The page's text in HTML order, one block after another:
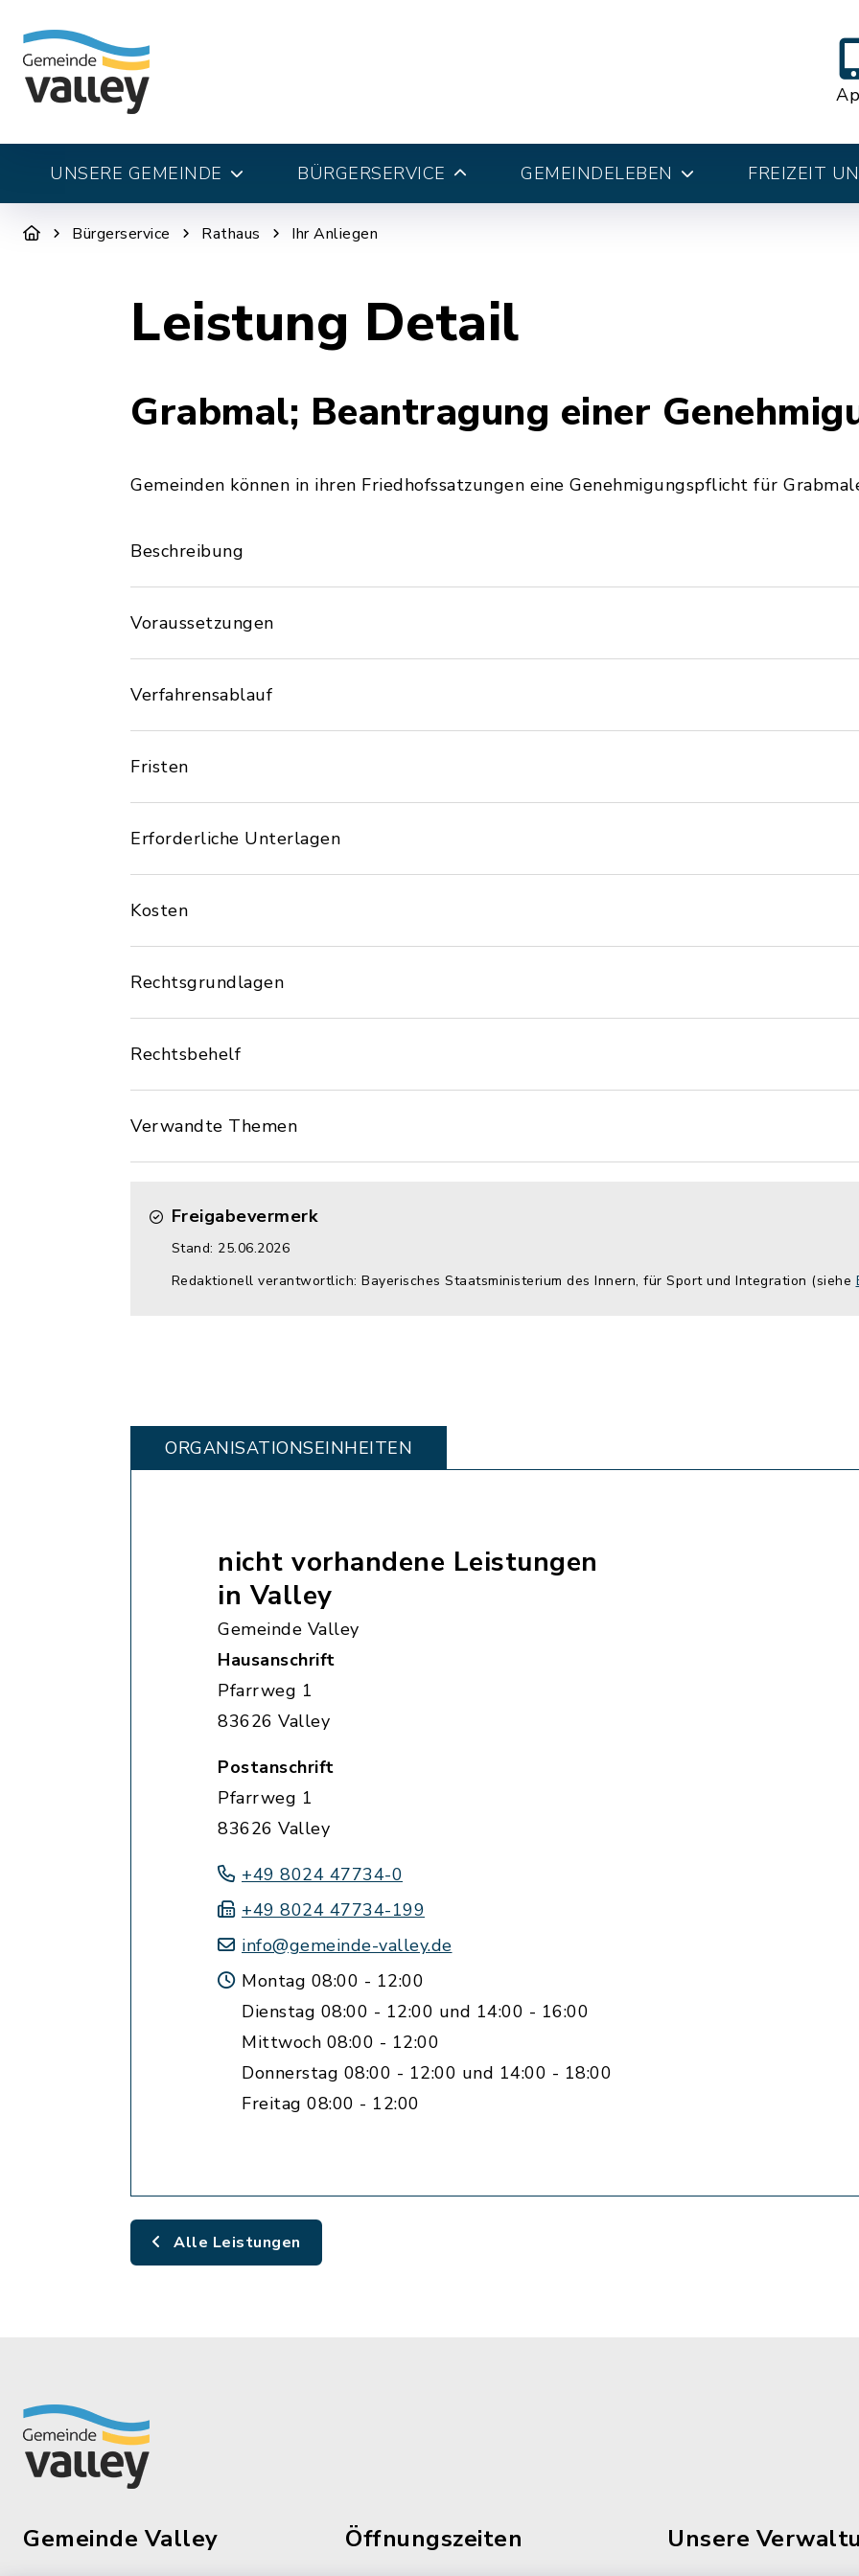
UNSERE GEMEINDE BÜRGERSERVICE GEMEINDELEBEN FREIZEIT
Bürgerservice Rathaus Ihr Anliegen
Leistung Detail
Grabmal; Beantragung einer
Gemeinden können in ihren Friedhofssatzungen eine Genehmigungspflicht für
Beschreibung
Voraussetzungen
Verfahrensablauf
Fristen
Erforderliche Unterlagen
Kosten
Rechtsgrundlagen
Rechtsbehelf
Verwandte Themen
Freigabevermerk
Stand: 25.06.2026
Redaktionell verantwortlich: Bayerisches Staatsministerium des Innern, für Sport und Integration (siehe
ORGANISATIONS­EINHEITEN
nicht vorhandene Leistungen
in Valley
Gemeinde Valley
Hausanschrift
Pfarrweg 1
83626 Valley
Postanschrift
Pfarrweg 1
83626 Valley
+49 8024 47734-0
+49 8024 47734-199
info@gemeinde-valley.de
Montag 08:00 - 12:00
Dienstag 08:00 - 12:00 und 14:00 - 16:00
Mittwoch 08:00 - 12:00
Donnerstag 08:00 - 12:00 und 14:00 - 18:00
Freitag 08:00 - 12:00
Alle Leistungen
Gemeinde Valley Öffnungszeiten Unsere